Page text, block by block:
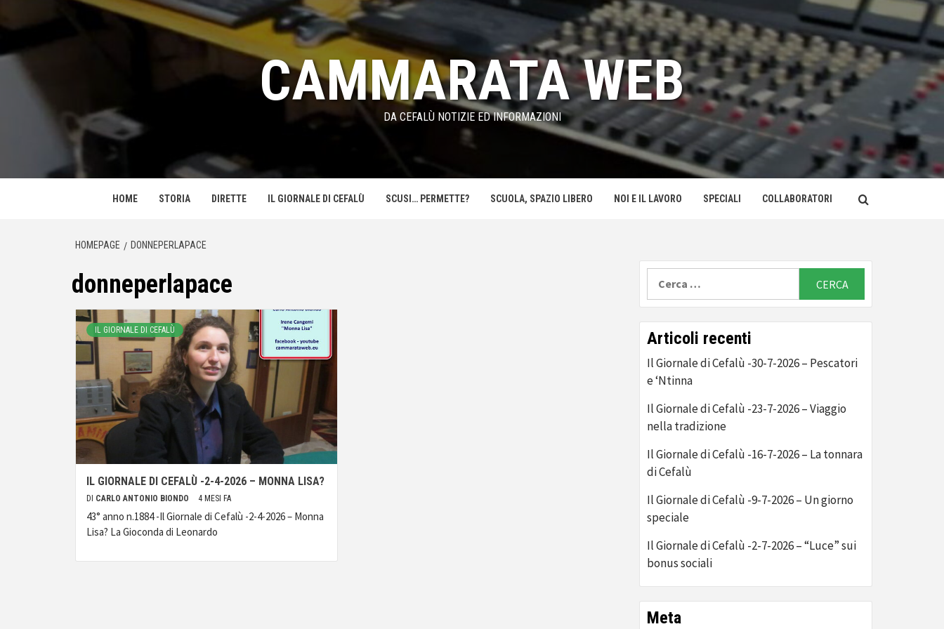
al
CAMMARATA WEB
DA CEFALÙ NOTIZIE ED INFORMAZIONI
HOME STORIA DIRETTE IL GIORNALE DI CEFALÙ SCUSI… PERMETTE? SCUOLA, SPAZIO LIBERO NOI E IL LAVORO SPECIALI COLLABORATORI
HOMEPAGE DONNEPERLAPACE
donneperlapace
IL GIORNALE DI CEFALÙ
IL GIORNALE DI CEFALÙ -2-4-2026 – MONNA LISA?
DI CARLO ANTONIO BIONDO 4 MESI FA
43° anno n.1884 -Il Giornale di Cefalù -2-4-2026 – Monna
Lisa? La Gioconda di Leonardo
Articoli recenti
Il Giornale di Cefalù -30-7-2026 – Pescatori
e ‘Ntinna
Il Giornale di Cefalù -23-7-2026 – Viaggio
nella tradizione
Il Giornale di Cefalù -16-7-2026 – La tonnara
di Cefalù
Il Giornale di Cefalù -9-7-2026 – Un giorno
speciale
Il Giornale di Cefalù -2-7-2026 – “Luce” sui
bonus sociali
Meta